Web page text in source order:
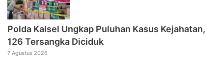
Polda Kalsel Ungkap Puluhan Kasus Kejahatan,
126 Tersangka Diciduk
7 Agustus 2026